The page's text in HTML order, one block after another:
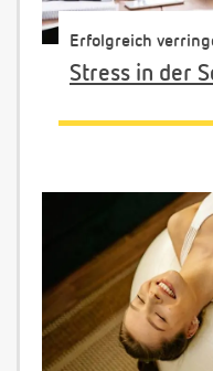
Erfolgreich
Stress in der